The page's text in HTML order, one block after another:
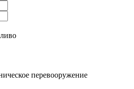
перевооружение